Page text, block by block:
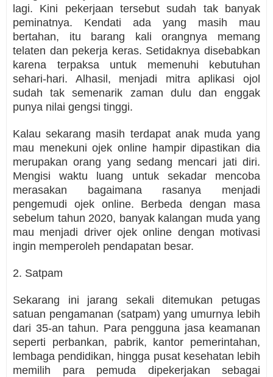
lagi. Kini pekerjaan tersebut sudah tak banyak
peminatnya. Kendati ada yang masih mau
bertahan, itu barang kali orangnya memang
telaten dan pekerja keras. Setidaknya disebabkan
karena terpaksa untuk memenuhi kebutuhan
sehari-hari. Alhasil, menjadi mitra aplikasi ojol
sudah tak semenarik zaman dulu dan enggak
punya nilai gengsi tinggi.
Kalau sekarang masih terdapat anak muda yang
mau menekuni ojek online hampir dipastikan dia
merupakan orang yang sedang mencari jati diri.
Mengisi waktu luang untuk sekadar mencoba
merasakan bagaimana rasanya menjadi
pengemudi ojek online. Berbeda dengan masa
sebelum tahun 2020, banyak kalangan muda yang
mau menjadi driver ojek online dengan motivasi
ingin memperoleh pendapatan besar.
2. Satpam
Sekarang ini jarang sekali ditemukan petugas
satuan pengamanan (satpam) yang umurnya lebih
dari 35-an tahun. Para pengguna jasa keamanan
seperti perbankan, pabrik, kantor pemerintahan,
lembaga pendidikan, hingga pusat kesehatan lebih
memilih para pemuda dipekerjakan sebagai